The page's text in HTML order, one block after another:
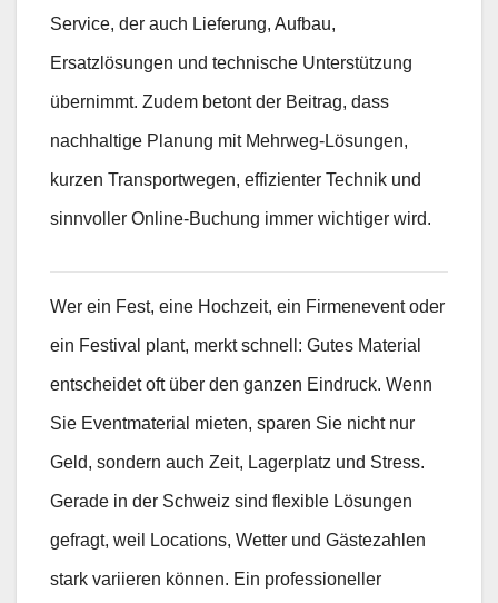
Service, der auch Lieferung, Aufbau,
Ersatzlösungen und technische Unterstützung
übernimmt. Zudem betont der Beitrag, dass
nachhaltige Planung mit Mehrweg-Lösungen,
kurzen Transportwegen, effizienter Technik und
sinnvoller Online-Buchung immer wichtiger wird.
Wer ein Fest, eine Hochzeit, ein Firmenevent oder
ein Festival plant, merkt schnell: Gutes Material
entscheidet oft über den ganzen Eindruck. Wenn
Sie Eventmaterial mieten, sparen Sie nicht nur
Geld, sondern auch Zeit, Lagerplatz und Stress.
Gerade in der Schweiz sind flexible Lösungen
gefragt, weil Locations, Wetter und Gästezahlen
stark variieren können. Ein professioneller